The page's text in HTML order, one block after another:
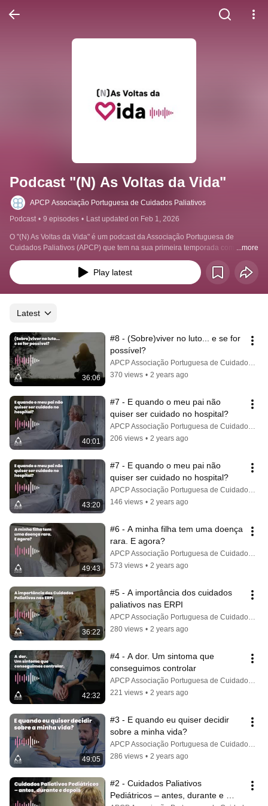
Podcast "(N) As Voltas da Vida"
APCP Associação Portuguesa de Cuidados Paliativos
Podcast • 9 episodes • Last updated on Feb 1, 2026
O "(N) As Voltas da Vida" é um podcast da Associação Portuguesa de
Cuidados Paliativos (APCP) que tem na sua primeira temporada com 8
episódios que contam histórias de pessoas tocadas pelos cuidados
paliativos, sejam elas profissionais, famílias ou doentes.
...more
Play latest
Latest
36:06
#8 - (Sobre)viver no luto... e se for
possível?
APCP Associação Portuguesa de Cuidados Paliativos
370 views • 2 years ago
40:01
#7 - E quando o meu pai não
quiser ser cuidado no hospital?
APCP Associação Portuguesa de Cuidados Paliativos
206 views • 2 years ago
43:20
#7 - E quando o meu pai não
quiser ser cuidado no hospital?
APCP Associação Portuguesa de Cuidados Paliativos
146 views • 2 years ago
49:43
#6 - A minha filha tem uma doença
rara. E agora?
APCP Associação Portuguesa de Cuidados Paliativos
573 views • 2 years ago
36:22
#5 - A importância dos cuidados
paliativos nas ERPI
APCP Associação Portuguesa de Cuidados Paliativos
280 views • 2 years ago
42:32
#4 - A dor. Um sintoma que
conseguimos controlar
APCP Associação Portuguesa de Cuidados Paliativos
221 views • 2 years ago
49:05
#3 - E quando eu quiser decidir
sobre a minha vida?
APCP Associação Portuguesa de Cuidados Paliativos
286 views • 2 years ago
#2 - Cuidados Paliativos
Pediátricos – antes, durante e